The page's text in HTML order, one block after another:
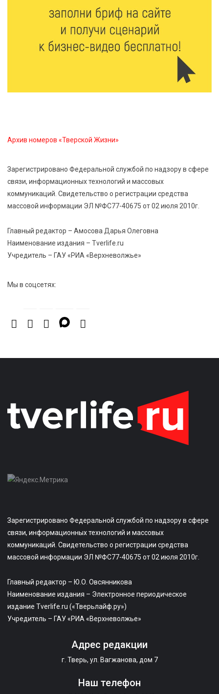
«Эстафету чемпионов» провели на площади
Оленинского Дома культуры
день
7 Авг 2026 23:02 404
В Тверской области стартовала четвертая смена:
инспекторы ГИБДД напомнили школьникам
правила безопасности в автобусах
Архив номеров «Тверской Жизни»
Зарегистрировано Федеральной службой по надзору в сфере
связи, информационных технологий и массовых
коммуникаций. Свидетельство о регистрации средства
массовой информации ЭЛ №ФС77-40675 от 02 июля 2010г.
Главный редактор – Амосова Дарья Олеговна
Наименование издания – Tverlife.ru
Учредитель – ГАУ «РИА «Верхневолжье»
Мы в соцсетях:
Зарегистрировано Федеральной службой по надзору в сфере
связи, информационных технологий и массовых
коммуникаций. Свидетельство о регистрации средства
массовой информации ЭЛ №ФС77-40675 от 02 июля 2010г.
Главный редактор – Ю.О. Овсянникова
Наименование издания – Электронное периодическое
издание Tverlife.ru («Тверьлайф.ру»)
Учредитель – ГАУ «РИА «Верхневолжье»
Адрес редакции
г. Тверь, ул. Вагжанова, дом 7
Наш телефон